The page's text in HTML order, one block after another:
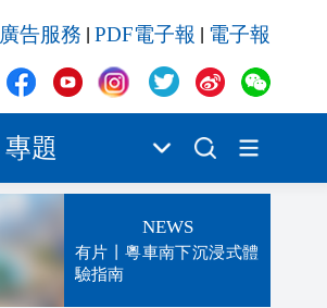
廣告服務 PDF電子報 電子報
專題
NEWS
有片丨粵車南下沉浸式體
驗指南